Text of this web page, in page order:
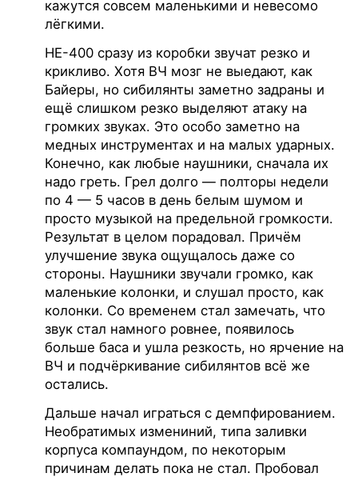
кажутся совсем маленькими и невесомо
лёгкими.
НЕ-400 сразу из коробки звучат резко и
крикливо. Хотя ВЧ мозг не выедают, как
Байеры, но сибилянты заметно задраны и
ещё слишком резко выделяют атаку на
громких звуках. Это особо заметно на
медных инструментах и на малых ударных.
Конечно, как любые наушники, сначала их
надо греть. Грел долго — полторы недели
по 4 — 5 часов в день белым шумом и
просто музыкой на предельной громкости.
Результат в целом порадовал. Причём
улучшение звука ощущалось даже со
стороны. Наушники звучали громко, как
маленькие колонки, и слушал просто, как
колонки. Со временем стал замечать, что
звук стал намного ровнее, появилось
больше баса и ушла резкость, но ярчение на
ВЧ и подчёркивание сибилянтов всё же
остались.
Дальше начал играться с демпфированием.
Необратимых измениний, типа заливки
корпуса компаундом, по некоторым
причинам делать пока не стал. Пробовал